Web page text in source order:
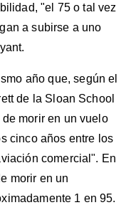
"el 75 o tal vez
a subirse a uno
año que, según el
de la Sloan School
morir en un vuelo
cinco años entre los
comercial". En
morir en un
1 en 95.